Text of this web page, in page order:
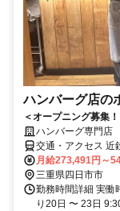
ハンバーグ店の
＜オープニング募集
ハンバーグ専門
交通・アクセス 近
月給273,491円～
三重県四日市市
勤務時間詳細 実働
り20日 〜 23日